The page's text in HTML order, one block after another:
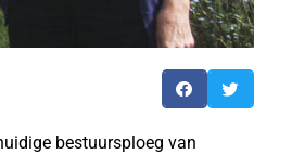
bestuursploeg van